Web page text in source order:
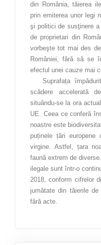
Tehnician Operator
Teologie
Textile pielărie
Turism
PESTE
1000
de proiecte deja
din România, tăierea
prin emiterea unor legi
şi politici de susţinere
de proprietari din
vorbeşte tot mai des
României, fără să se
efectul unei cauze mai
Suprafața
scădere accelerată
situându-se la ora
UE. Ceea ce conferă
noastre este
puținele țări
virgine. Astfel, țara
faună extrem de
ilegale sunt într-o
2018, conform cifrelor
jumătate din tăierile
fără acte.